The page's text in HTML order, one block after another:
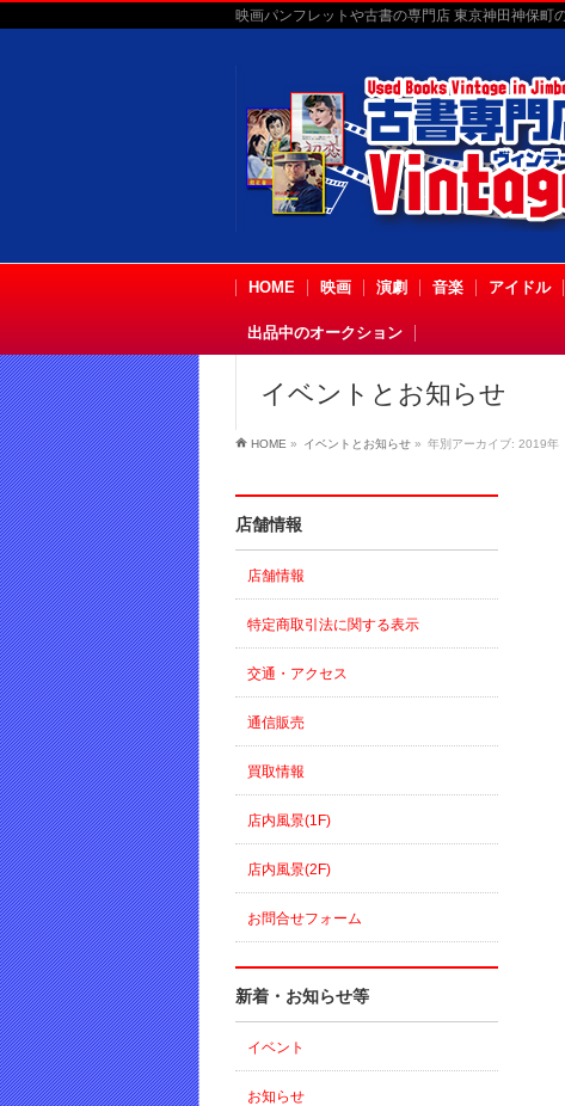
映画パンフレットや古書の専門店 東京神田神保町
HOME 映画 演劇 音楽 アイドル
出品中のオークション
イベントとお知らせ
HOME » イベントとお知らせ » 年別アーカイブ: 2019年
店舗情報
店舗情報
特定商取引法に関する表示
交通・アクセス
通信販売
買取情報
店内風景(1F)
店内風景(2F)
お問合せフォーム
新着・お知らせ等
イベント
お知らせ